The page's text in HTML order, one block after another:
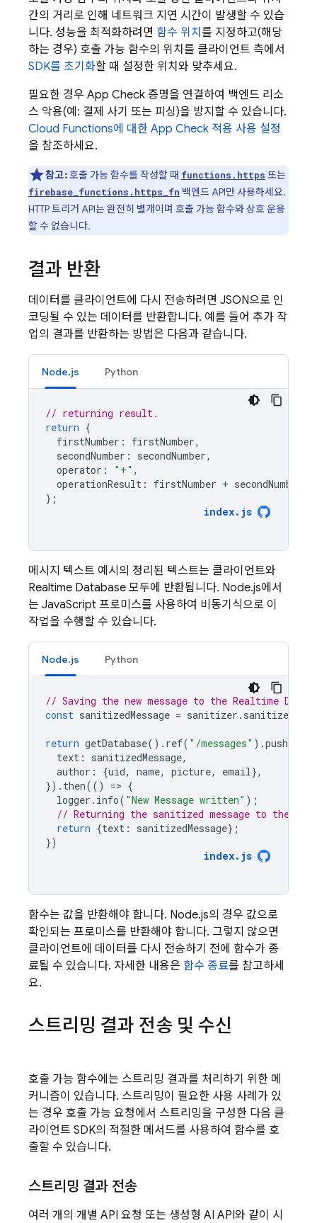
간의 거리로 인해 네트워크 지연 시간이 발생할 수 있습
니다. 성능을 최적화하려면 함수 위치 를 지정하고(해당
하는 경우) 호출 가능 함수의 위치를 클라이언트 측에서
SDK를 초기화할 때 설정한 위치와 맞추세요.
필요한 경우 App Check 증명을 연결하여 백엔드 리소
스 악용(예: 결제 사기 또는 피싱)을 방지할 수 있습니다.
Cloud Functions에 대한 App Check 적용 사용 설정
을 참조하세요.
참고:호출 가능 함수를 작성할 때 functions.https 또는
firebase_functions.https_fn 백엔드 API만 사용하세요.
HTTP 트리거 API는 완전히 별개이며 호출 가능 함수와 상호 운용
할 수 없습니다.
결과 반환
데이터를 클라이언트에 다시 전송하려면 JSON으로 인
코딩될 수 있는 데이터를 반환합니다. 예를 들어 추가 작
업의 결과를 반환하는 방법은 다음과 같습니다.
Node.js Python
// returning result.
return {
firstNumber : firstNumber,
secondNumber : secondNumber,
operator : "+" ,
operationResult : firstNumber + secondNumber
};
index. js
메시지 텍스트 예시의 정리된 텍스트는 클라이언트와
Realtime Database 모두에 반환됩니다. Node.js에서
는 JavaScript 프로미스를 사용하여 비동기식으로 이
작업을 수행할 수 있습니다.
Node.js Python
// Saving the new message to the Realtime
const sanitizedMessage = sanitizer . sanitizeText
return getDatabase(). ref( "/messages" ).push
text : sanitizedMessage,
author : {uid, name, picture, email},
}). then(() => {
logger . info( "New Message written" );
// Returning the sanitized message to the
return {text : sanitizedMessage};
})
index. js
함수는 값을 반환해야 합니다. Node.js의 경우 값으로
확인되는 프로미스를 반환해야 합니다. 그렇지 않으면
클라이언트에 데이터를 다시 전송하기 전에 함수가 종
료될 수 있습니다. 자세한 내용은 함수 종료를 참고하세
요.
스트리밍 결과 전송 및 수신
호출 가능 함수에는 스트리밍 결과를 처리하기 위한 메
커니즘이 있습니다. 스트리밍이 필요한 사용 사례가 있
는 경우 호출 가능 요청에서 스트리밍을 구성한 다음 클
라이언트 SDK의 적절한 메서드를 사용하여 함수를 호
출할 수 있습니다.
스트리밍 결과 전송
여러 개의 개별 API 요청 또는 생성형 AI API와 같이 시